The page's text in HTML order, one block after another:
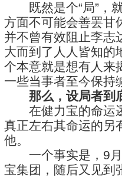
既然是个“局”，就
方面不可能会善罢甘
并不曾有效阻止李志
大而到了人人皆知的
个本意就是想有人来
一些当事者至今保持
那么，设局者到
在健力宝的命运逻
真正左右其命运的另
他。
一个事实是，9月
宝集团，随后又见到